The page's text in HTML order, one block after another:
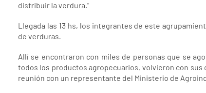
distribuir la verdura.”
Llegada las 13 hs, los integrantes de este
de verduras.
Allí se encontraron con miles de personas que se
todos los productos agropecuarios, volvieron con sus
reunión con un representante del Ministerio de